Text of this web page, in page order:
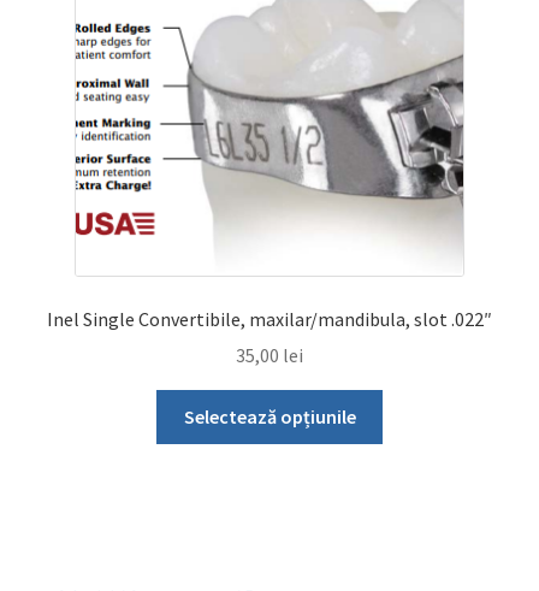
pot
alese
în
pagina
produsului.
Inel Single Convertibile, maxilar/mandibula, slot .022″
35,00 lei
Selectează opțiunile